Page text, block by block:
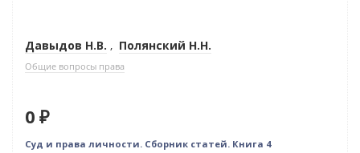
Давыдов Н.В. , Полянский Н.Н.
Общие вопросы права
0 ₽
Суд и права личности. Сборник статей. Книга 4